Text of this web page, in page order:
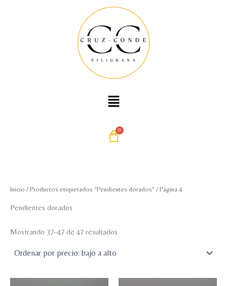
Menú
Inicio / Productos etiquetados “Pendientes dorados” / Página 4
Pendientes dorados
Mostrando 37–47 de 47 resultados
por
precio:
bajo
a
alto